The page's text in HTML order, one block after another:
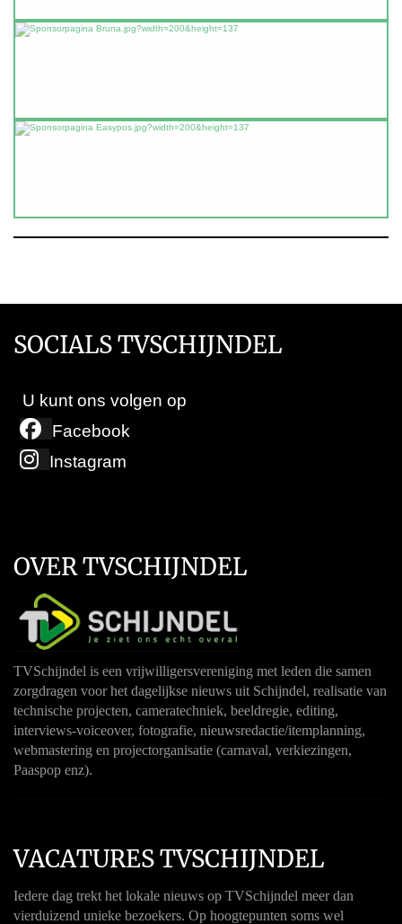
SOCIALS TVSCHIJNDEL
U kunt ons volgen op
Facebook
Instagram
OVER TVSCHIJNDEL
TVSchijndel is een vrijwilligersvereniging met leden die samen
zorgdragen voor het dagelijkse nieuws uit Schijndel, realisatie van
technische projecten, cameratechniek, beeldregie, editing,
interviews-voiceover, fotografie, nieuwsredactie/itemplanning,
webmastering en projectorganisatie (carnaval, verkiezingen,
Paaspop enz).
VACATURES TVSCHIJNDEL
Iedere dag trekt het lokale nieuws op TVSchijndel meer dan
vierduizend unieke bezoekers. Op hoogtepunten soms wel